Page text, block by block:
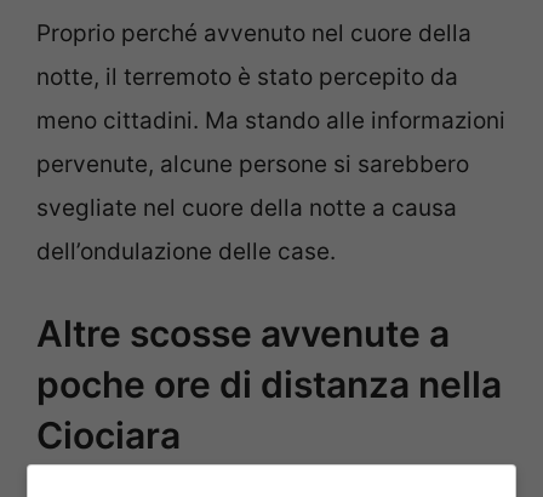
Proprio perché avvenuto nel cuore della
notte, il terremoto è stato percepito da
meno cittadini. Ma stando alle informazioni
pervenute, alcune persone si sarebbero
svegliate nel cuore della notte a causa
dell’ondulazione delle case.
Altre scosse avvenute a
poche ore di distanza nella
Ciociara